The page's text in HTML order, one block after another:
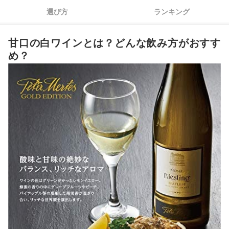
甘口の白ワイン全64商品おすすめ人気ランキング
甘口の白ワインの売れ筋ランキングもチェック！
選び方 ランキング
甘口の白ワインとは？どんな飲み方がおすす
め？